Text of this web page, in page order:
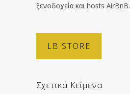
ξενοδοχεία και hosts AirBnB.
LB STORE
Σχετικά Κείμενα